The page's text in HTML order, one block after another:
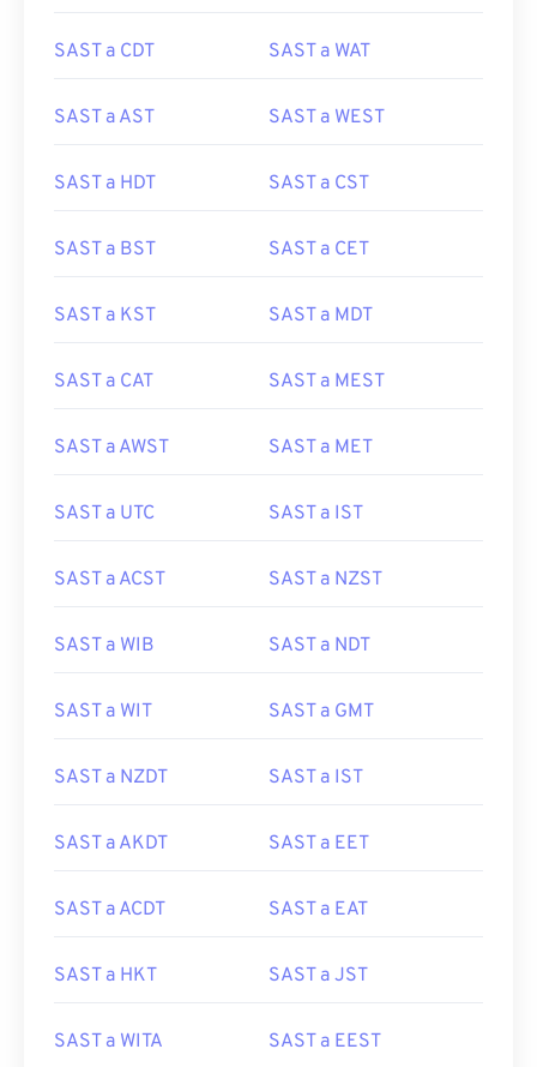
SAST a CDT SAST a WAT
SAST a AST SAST a WEST
SAST a HDT SAST a CST
SAST a BST SAST a CET
SAST a KST SAST a MDT
SAST a CAT SAST a MEST
SAST a AWST SAST a MET
SAST a UTC SAST a IST
SAST a ACST SAST a NZST
SAST a WIB SAST a NDT
SAST a WIT SAST a GMT
SAST a NZDT SAST a IST
SAST a AKDT SAST a EET
SAST a ACDT SAST a EAT
SAST a HKT SAST a JST
SAST a WITA SAST a EEST